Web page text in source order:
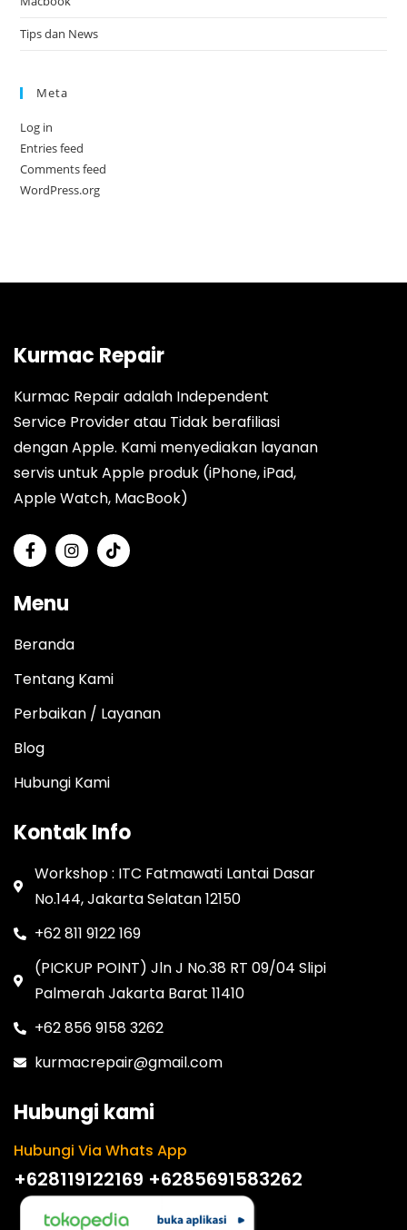
Tips dan News
Meta
Log in
Entries feed
Comments feed
WordPress.org
Kurmac Repair
Kurmac Repair adalah Independent
Service Provider atau Tidak berafiliasi
dengan Apple. Kami menyediakan layanan
servis untuk Apple produk (iPhone, iPad,
Apple Watch, MacBook)
Menu
Beranda
Tentang Kami
Perbaikan / Layanan
Blog
Hubungi Kami
Kontak Info
Workshop : ITC Fatmawati Lantai Dasar
No.144, Jakarta Selatan 12150
+62 811 9122 169
(PICKUP POINT) Jln J No.38 RT 09/04 Slipi
Palmerah Jakarta Barat 11410
+62 856 9158 3262
kurmacrepair@gmail.com
Hubungi kami
Hubungi Via Whats App
+628119122169 +6285691583262